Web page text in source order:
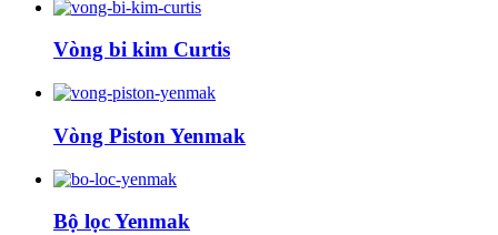
Vòng bi kim Curtis
Vòng Piston Yenmak
Bộ lọc Yenmak